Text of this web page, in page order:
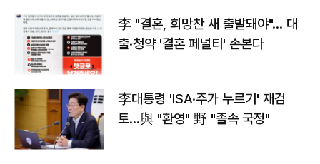
李 "결혼, 희망찬 새 출발돼야"… 대
출·청약 '결혼 페널티' 손본다
李대통령 'ISA·주가 누르기' 재검
토…與 "환영" 野 "졸속 국정"